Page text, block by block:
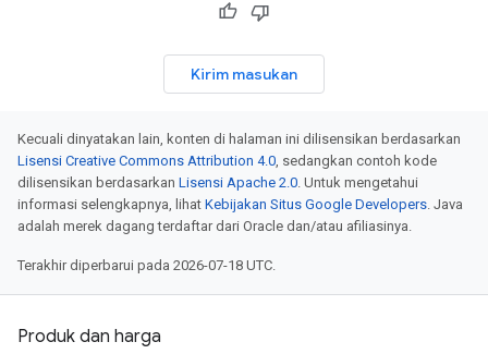
Kirim masukan
Kecuali dinyatakan lain, konten di halaman ini dilisensikan berdasarkan
Lisensi Creative Commons Attribution 4.0 , sedangkan contoh kode
dilisensikan berdasarkan Lisensi Apache 2.0 . Untuk mengetahui
informasi selengkapnya, lihat Kebijakan Situs Google Developers . Java
adalah merek dagang terdaftar dari Oracle dan/atau afiliasinya.
Terakhir diperbarui pada 2026-07-18 UTC.
Produk dan harga